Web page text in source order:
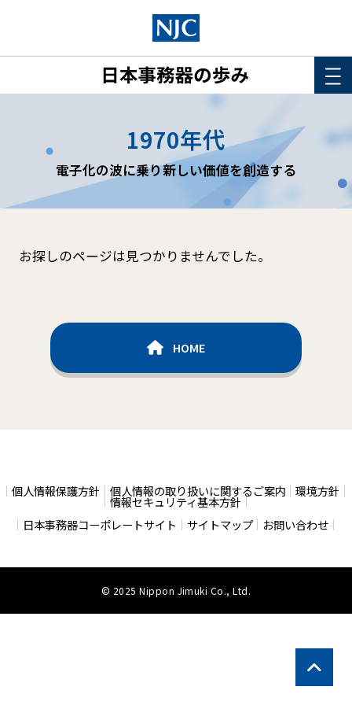
このサイトについて
年表
詳細検索
1970年代
電子化の波に乗り新しい価値を創造する
お探しのページは見つかりませんでした。
HOME
個人情報保護方針 個人情報の取り扱いに関するご案内 環境方針
情報セキュリティ基本方針
日本事務器コーポレートサイト
サイトマップ お問い合わせ
© 2025 Nippon Jimuki Co., Ltd.